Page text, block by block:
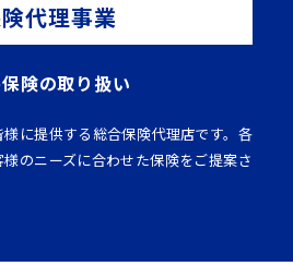
代理事業
険の取り扱い
に提供する総合保険代理店です。各
のニーズに合わせた保険をご提案さ